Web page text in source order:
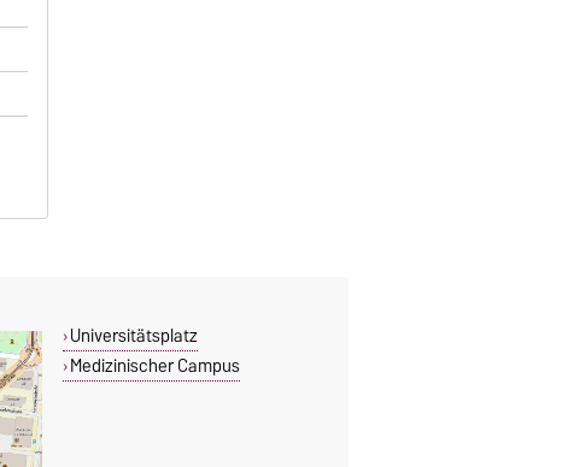
Universitätsplatz
Medizinischer Campus